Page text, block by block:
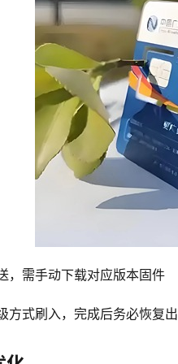
，需手动下载对应版本固件
方式刷入，完成后务必恢复